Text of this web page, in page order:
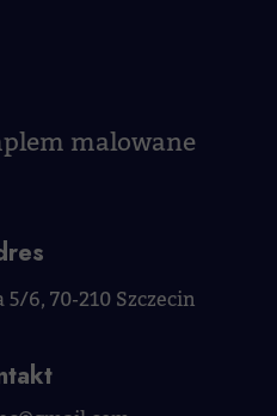
malowane
5/6, 70-210 Szczecin